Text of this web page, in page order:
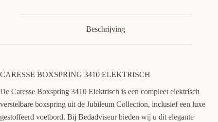
Beschrijving
CARESSE BOXSPRING 3410 ELEKTRISCH
De Caresse Boxspring 3410 Elektrisch is een compleet elektrisch
verstelbare boxspring uit de Jubileum Collection, inclusief een luxe
gestoffeerd voetbord. Bij Bedadviseur bieden wij u dit elegante